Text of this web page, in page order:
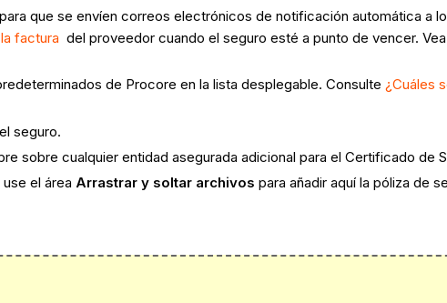
que se envíen correos electrónicos de notificación automática a
factura del proveedor cuando el seguro esté a punto de vencer. Vea
de Procore en la lista desplegable. Consulte¿Cuáles
seguro.
sobre cualquier entidad asegurada adicional para el Certificado de
use el área Arrastrar y soltar archivospara añadir aquí la póliza de